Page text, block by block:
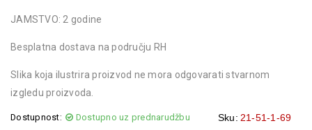
JAMSTVO: 2 godine
Besplatna dostava na području RH
Slika koja ilustrira proizvod ne mora odgovarati stvarnom
izgledu proizvoda.
Dostupnost: Dostupno uz prednarudžbu Sku: 21-51-1-69